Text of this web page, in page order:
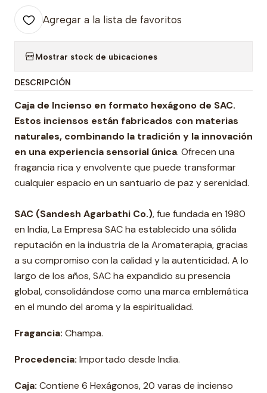
Agregar a la lista de favoritos
Mostrar stock de ubicaciones
DESCRIPCIÓN
Caja de Incienso en formato hexágono de SAC.
Estos inciensos están fabricados con materias
naturales, combinando la tradición y la innovación
en una experiencia sensorial única. Ofrecen una
fragancia rica y envolvente que puede transformar
cualquier espacio en un santuario de paz y serenidad.
SAC (Sandesh Agarbathi Co.), fue fundada en 1980
en India, La Empresa SAC ha establecido una sólida
reputación en la industria de la Aromaterapia, gracias
a su compromiso con la calidad y la autenticidad. A lo
largo de los años, SAC ha expandido su presencia
global, consolidándose como una marca emblemática
en el mundo del aroma y la espiritualidad.
Fragancia: Champa.
Procedencia: Importado desde India.
Caja: Contiene 6 Hexágonos, 20 varas de incienso